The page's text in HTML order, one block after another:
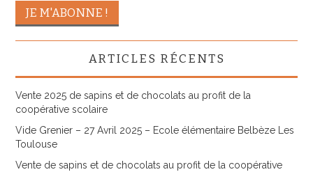
ARTICLES RÉCENTS
Vente 2025 de sapins et de chocolats au profit de la
coopérative scolaire
Vide Grenier – 27 Avril 2025 – Ecole élémentaire Belbèze Les
Toulouse
Vente de sapins et de chocolats au profit de la coopérative